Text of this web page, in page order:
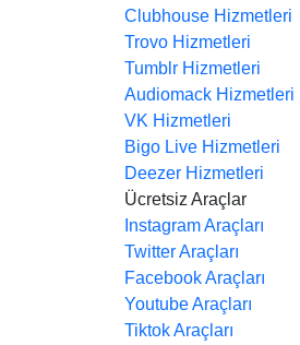
Clubhouse Hizmetleri
Trovo Hizmetleri
Tumblr Hizmetleri
Audiomack Hizmetleri
VK Hizmetleri
Bigo Live Hizmetleri
Deezer Hizmetleri
Ücretsiz Araçlar
Instagram Araçları
Twitter Araçları
Facebook Araçları
Youtube Araçları
Tiktok Araçları